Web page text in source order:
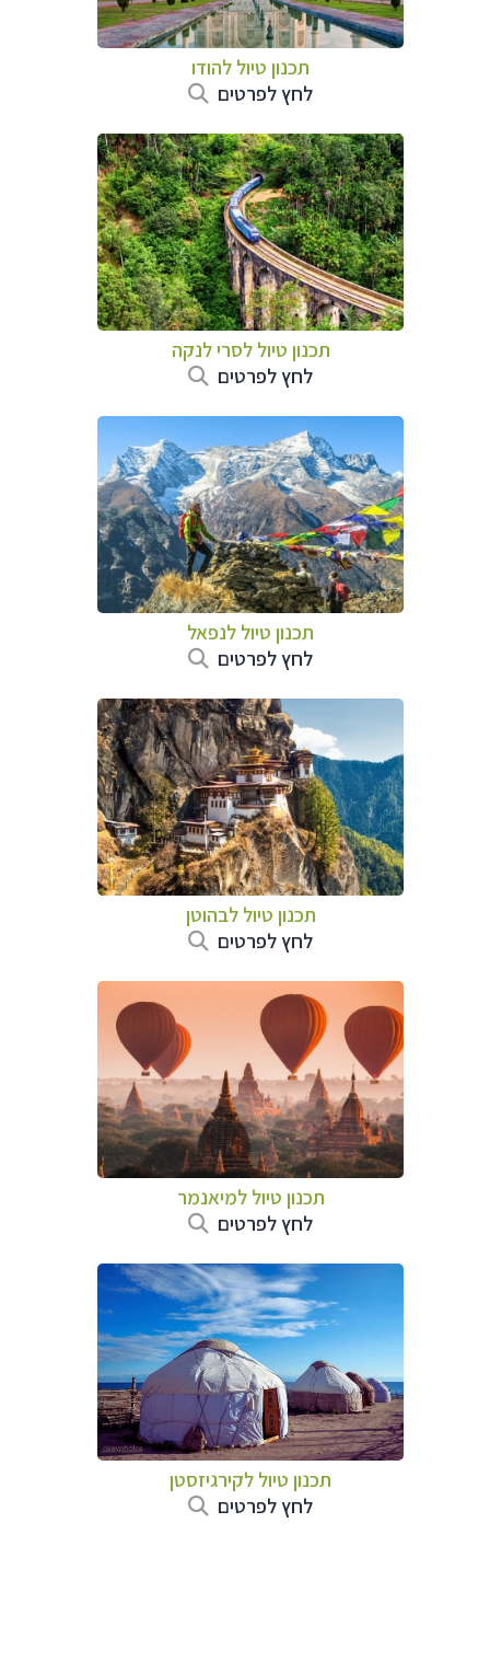
תכנון טיול להודו
לחץ לפרטים
תכנון טיול לסרי לנקה
לחץ לפרטים
תכנון טיול לנפאל
לחץ לפרטים
תכנון טיול לבהוטן
לחץ לפרטים
תכנון טיול למיאנמר
לחץ לפרטים
תכנון טיול לקירגיזסטן
לחץ לפרטים